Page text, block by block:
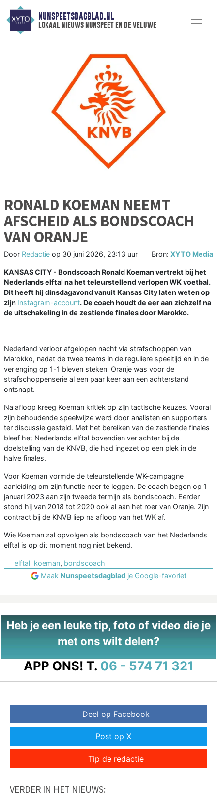
NUNSPEETSDAGBLAD.NL
lokaal nieuws nunspeet en de veluwe
RONALD KOEMAN NEEMT
AFSCHEID ALS BONDSCOACH
VAN ORANJE
Door Redactie op 30 juni 2026, 23:13 uur Bron: XYTO Media
KANSAS CITY - Bondscoach Ronald Koeman vertrekt bij het
Nederlands elftal na het teleurstellend verlopen WK voetbal.
Dit heeft hij dinsdagavond vanuit Kansas City laten weten op
zijn Instagram-account. De coach houdt de eer aan zichzelf na
de uitschakeling in de zestiende finales door Marokko.
Nederland verloor afgelopen nacht via strafschoppen van
Marokko, nadat de twee teams in de reguliere speeltijd én in de
verlenging op 1-1 bleven steken. Oranje was voor de
strafschoppenserie al een paar keer aan een achterstand
ontsnapt.
Na afloop kreeg Koeman kritiek op zijn tactische keuzes. Vooral
zijn behoudende speelwijze werd door analisten en supporters
ter discussie gesteld. Met het bereiken van de zestiende finales
bleef het Nederlands elftal bovendien ver achter bij de
doelstelling van de KNVB, die had ingezet op een plek in de
halve finales.
Voor Koeman vormde de teleurstellende WK-campagne
aanleiding om zijn functie neer te leggen. De coach begon op 1
januari 2023 aan zijn tweede termijn als bondscoach. Eerder
stond hij van 2018 tot 2020 ook al aan het roer van Oranje. Zijn
contract bij de KNVB liep na afloop van het WK af.
Wie Koeman zal opvolgen als bondscoach van het Nederlands
elftal is op dit moment nog niet bekend.
elftal, koeman, bondscoach
Maak Nunspeetsdagbladje Google-favoriet
Heb je een leuke tip, foto of video die je
met ons wilt delen?
APP ONS! T. 06 - 574 71 321
Deel op Facebook
Post op X
Tip de redactie
VERDER IN HET NIEUWS: